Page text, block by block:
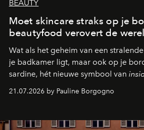
BEAUTY
Moet skincare straks op je
beautyfood verovert de
Wat als het geheim van een
je badkamer ligt, maar ook op je
sardine, hét nieuwe symbool van
kijker met twee gastronomische
21.07.2026 by Pauline Borgogno